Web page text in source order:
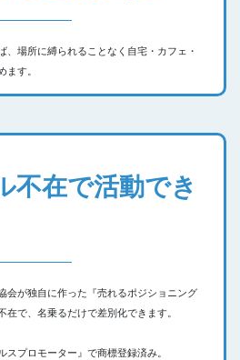
、場所に縛られることなく自宅・カフェ・
ます。
不在で活動でき
会が独自に作った『売れるポジショニング
在で、名乗るだけで差別化できます。
スプロモーター』で商標登録済み。